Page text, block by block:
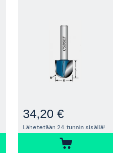
34,20 €
Lähetetään 24 tunnin sisällä!